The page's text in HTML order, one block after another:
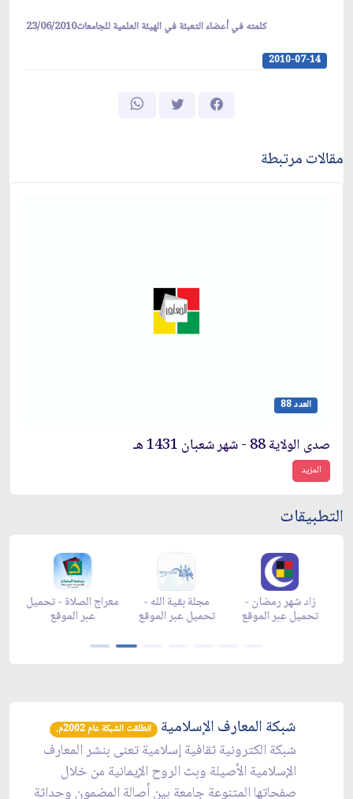
كلمته في أعضاء التعبئة في الهيئة العلمية للجامعات23/06/2010
2010-07-14
مقالات مرتبطة
العدد 88
صدى الولاية 88 - شهر شعبان 1431 هـ
المزيد
التطبيقات
زاد شهر رمضان -
تحميل عبر الموقع
زاد شهر رمضان -
appstore
زاد شهر رمضان -
appgallery
شبكة المعارف الإسلامية انطلقت الشبكة عام 2002م.
شبكة الكترونية ثقافية إسلامية تعنى بنشر المعارف
الإسلامية الأصيلة وبث الروح الإيمانية من خلال
صفحاتها المتنوعة جامعة بين أصالة المضمون وحداثة